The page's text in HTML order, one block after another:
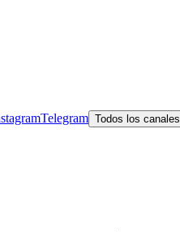
Telegram Todos los canales